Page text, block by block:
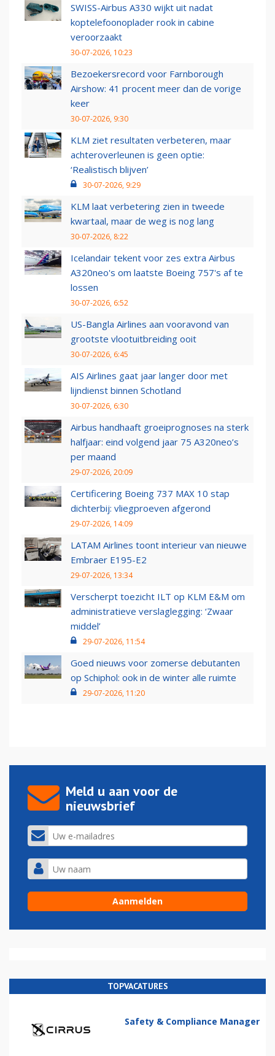
SWISS-Airbus A330 wijkt uit nadat
koptelefoonoplader rook in cabine
veroorzaakt
30-07-2026, 10:23
Bezoekersrecord voor Farnborough
Airshow: 41 procent meer dan de vorige
keer
30-07-2026, 9:30
KLM ziet resultaten verbeteren, maar
achteroverleunen is geen optie:
‘Realistisch blijven’
30-07-2026, 9:29
KLM laat verbetering zien in tweede
kwartaal, maar de weg is nog lang
30-07-2026, 8:22
Icelandair tekent voor zes extra Airbus
A320neo's om laatste Boeing 757's af te
lossen
30-07-2026, 6:52
US-Bangla Airlines aan vooravond van
grootste vlootuitbreiding ooit
30-07-2026, 6:45
AIS Airlines gaat jaar langer door met
lijndienst binnen Schotland
30-07-2026, 6:30
Airbus handhaaft groeiprognoses na sterk
halfjaar: eind volgend jaar 75 A320neo’s
per maand
29-07-2026, 20:09
Certificering Boeing 737 MAX 10 stap
dichterbij: vliegproeven afgerond
29-07-2026, 14:09
LATAM Airlines toont interieur van nieuwe
Embraer E195-E2
29-07-2026, 13:34
Verscherpt toezicht ILT op KLM E&M om
administratieve verslaglegging: ‘Zwaar
middel’
29-07-2026, 11:54
Goed nieuws voor zomerse debutanten
op Schiphol: ook in de winter alle ruimte
29-07-2026, 11:20
Meld u aan voor de
nieuwsbrief
TOPVACATURES
Safety & Compliance Manager